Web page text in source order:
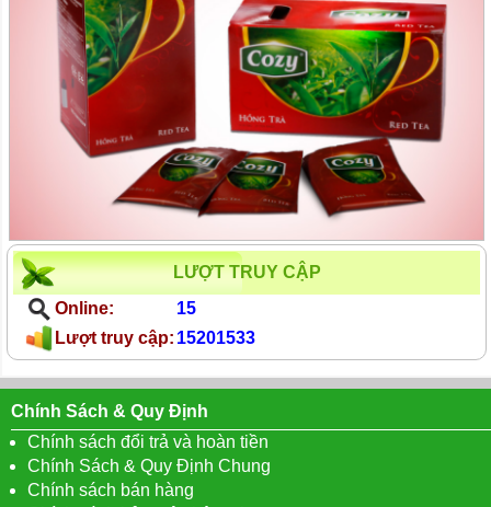
LƯỢT TRUY CẬP
Online:
15
Lượt truy cập: 15201533
Chính Sách & Quy Định
Chính sách đổi trả và hoàn tiền
Chính Sách & Quy Định Chung
Chính sách bán hàng